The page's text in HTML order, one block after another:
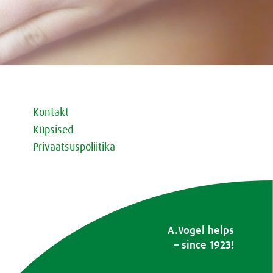
A.Vogel helps
– since 1923!
Kontakt
Küpsised
Privaatsuspoliitika